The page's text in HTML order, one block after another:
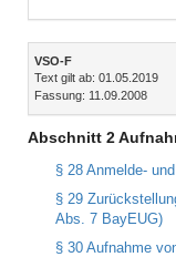
Inhalt
VSO-F
Text gilt ab: 01.05.2019
Fassung: 11.09.2008
Abschnitt 2
§ 28 Anmelde-
§ 29
Abs. 7 BayEUG)
§ 30 Aufnahme